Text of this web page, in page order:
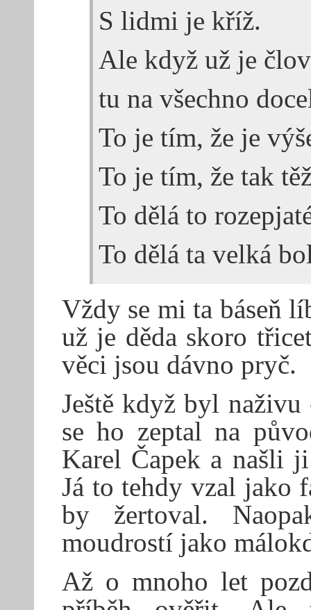
S lidmi je kříž.
Ale když už je
tu na všechno
To je tím, že je
To je tím, že tak
To dělá to
To dělá ta velká
Vždy se mi ta báseň
už je děda skoro
věci jsou dávno pryč.
Ještě když byl
se ho zeptal na
Karel Čapek a našli
Já to tehdy vzal jako
by žertoval.
moudrostí jako
Až o mnoho let